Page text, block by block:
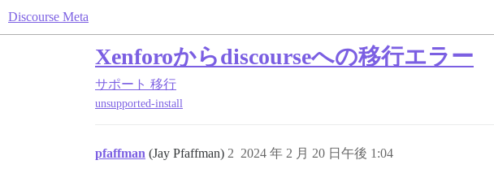
Discourse Meta
Xenforoからdiscourseへの移行エラー
サポート 移行
unsupported-install
pfaffman (Jay Pfaffman) 2024 年 2 月 20 日午後 1:04
2